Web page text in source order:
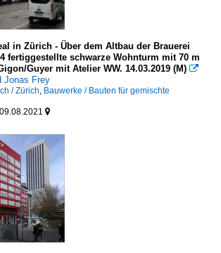
Gesundheit und Soziales
Energiegewinnung
Schlösser
Europa
in Zürich - Über dem Altbau der Brauerei
fertiggestellte schwarze Wohnturm mit 70 m
Guyer mit Atelier WW. 14.03.2019 (M) 
Jonas Frey
/ Zürich, Bauwerke / Bauten für gemischte
